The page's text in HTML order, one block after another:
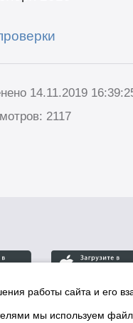
14.11.2019
2117
информационной
работы сайта и его
мы используем